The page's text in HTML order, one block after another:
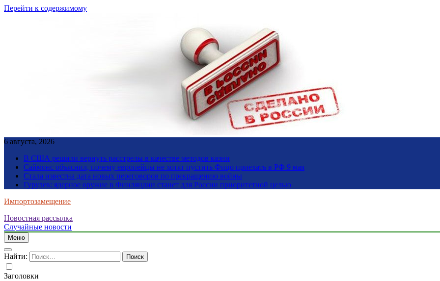
Перейти к содержимому
6 августа, 2026
В США решили вернуть расстрелы в качестве методов казни
Саймонс объяснил, почему европейцы не хотят пустить Фицо приехать в РФ 9 мая
Стала известна дата новых переговоров по прекращению войны
Гурулев: ядерное оружие в Финляндии станет для России приоритетной целью
Импортозамещение
Новостная рассылка
Случайные новости
Меню
Найти:
Заголовки